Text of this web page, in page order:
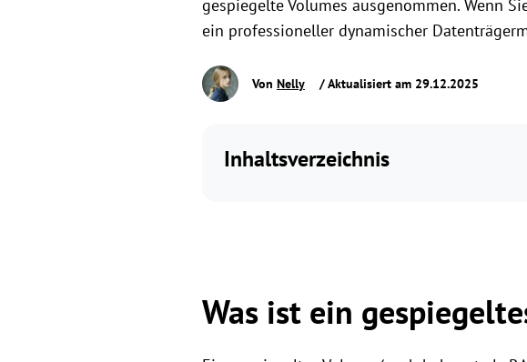
gespiegelte Volumes ausgenommen. Wenn
ein professioneller dynamischer
Von Nelly / Aktualisiert am 29.12.2025
Inhaltsverzeichnis
Was ist ein